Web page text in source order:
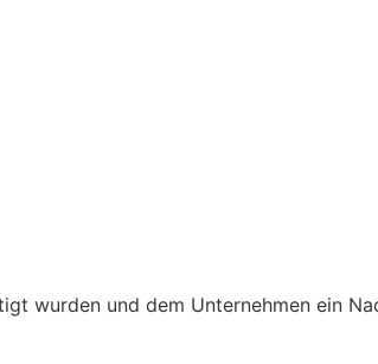
wurden und dem Unternehmen ein